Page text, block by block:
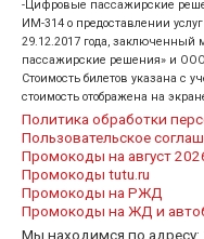
-Цифровые пассажирские
ИМ-314 о предоставлении
29.12.2017 года,
пассажирские решения» и
Стоимость билетов указана с
стоимость отображена на
Политика обработки
Пользовательское
Промокоды на август
Промокоды tutu.ru
Промокоды на РЖД
Промокоды на ЖД и
Мы находимся по